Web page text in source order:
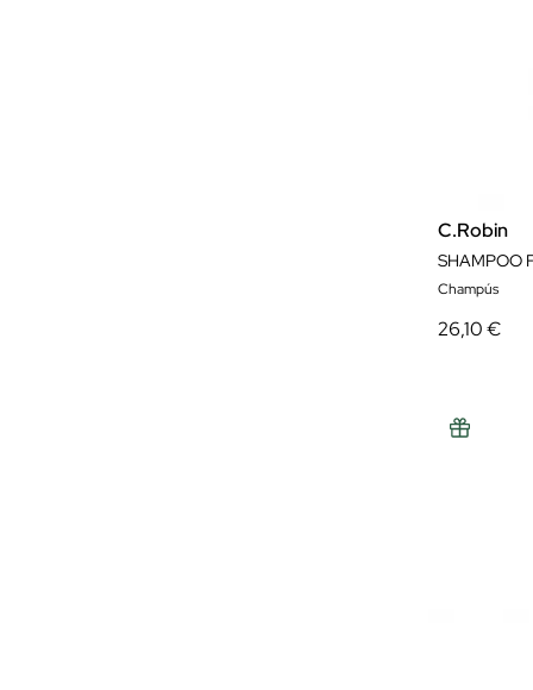
C.Robin
SHAMPOO
Champús
26,10 €